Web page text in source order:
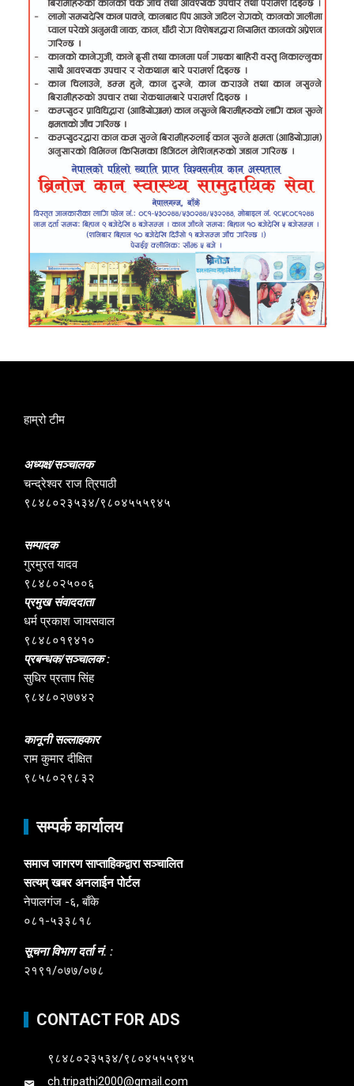
हाम्रो टीम
अध्यक्ष/सञ्चालक
चन्द्रेश्वर राज त्रिपाठी
९८४८०२३५३४/९८०४५५५९४५
सम्पादक
गुरमुरत यादव
९८४८०२५००६
प्रमुख संवाददाता
धर्म प्रकाश जायसवाल
९८४८०१९४१०
प्रबन्धक/सञ्चालक :
सुधिर प्रताप सिंह
९८४८०२७७४२
कानूनी सल्लाहकार
राम कुमार दीक्षित
९८५८०२९८३२
सम्पर्क कार्यालय
समाज जागरण साप्ताहिकद्वारा सञ्चालित
सत्यम् खबर अनलाईन पोर्टल
नेपालगंज -६, बाँके
०८१-५३३८१८
सूचना विभाग दर्ता नं. :
२१९१/०७७/०७८
CONTACT FOR ADS
९८४८०२३५३४/९८०४५५५९४५
ch.tripathi2000@gmail.com